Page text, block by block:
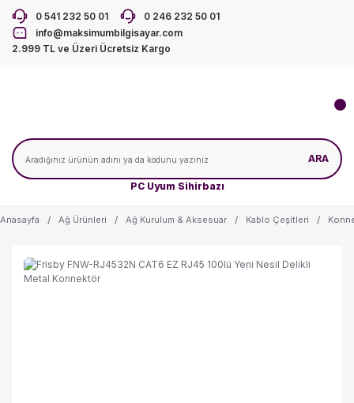
0 541 232 50 01
0 246 232 50 01
info@maksimumbilgisayar.com
2.999 TL ve Üzeri Ücretsiz Kargo
PC Uyum Sihirbazı
ARA
Anasayfa Ağ Ürünleri Ağ Kurulum & Aksesuar Kablo Çeşitleri